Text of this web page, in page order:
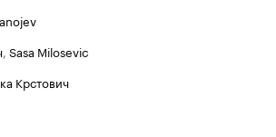
, Sasa Milosevic
Крстович